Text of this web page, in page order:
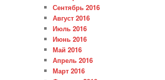
Сентябрь 2016
Август 2016
Июль 2016
Июнь 2016
Май 2016
Апрель 2016
Март 2016